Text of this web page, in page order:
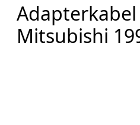
Mitsubishi